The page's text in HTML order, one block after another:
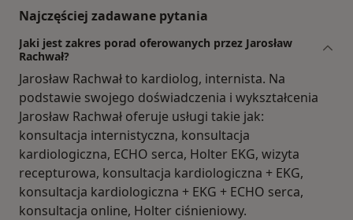
Najczęściej zadawane pytania
Jaki jest zakres porad oferowanych przez Jarosław
Rachwał?
Jarosław Rachwał to kardiolog, internista. Na
podstawie swojego doświadczenia i wykształcenia
Jarosław Rachwał oferuje usługi takie jak:
konsultacja internistyczna, konsultacja
kardiologiczna, ECHO serca, Holter EKG, wizyta
recepturowa, konsultacja kardiologiczna + EKG,
konsultacja kardiologiczna + EKG + ECHO serca,
konsultacja online, Holter ciśnieniowy.